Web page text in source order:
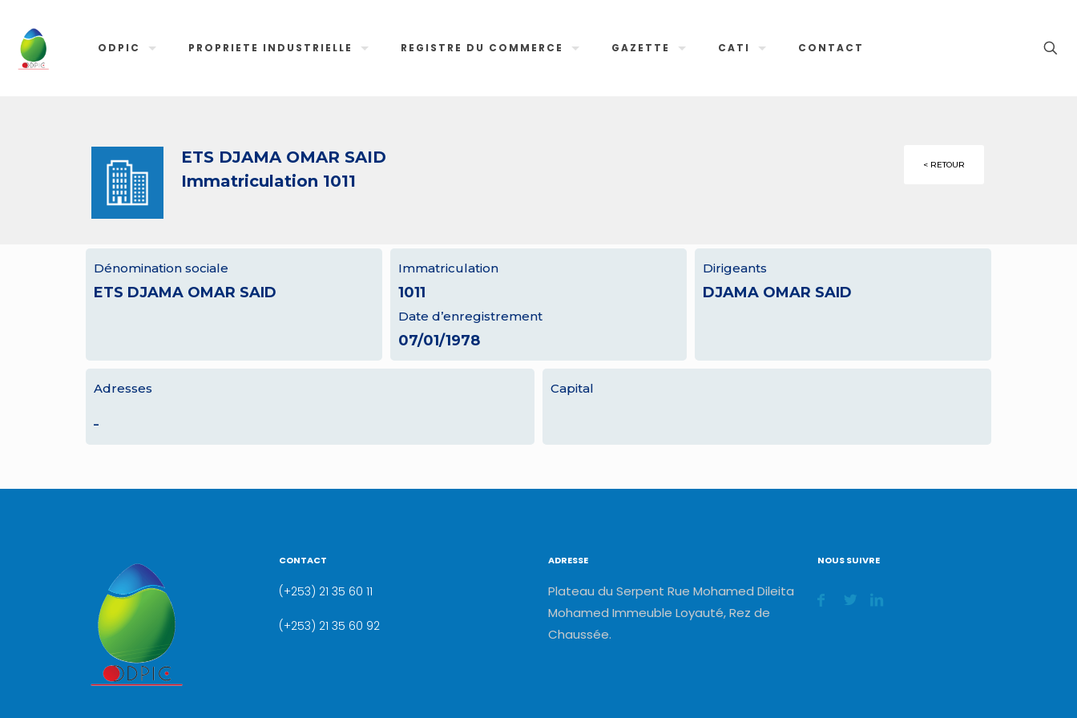
ODPIC PROPRIETE INDUSTRIELLE REGISTRE DU COMMERCE GAZETTE CATI CONTACT
ETS DJAMA OMAR SAID
Immatriculation 1011
< RETOUR
Dénomination sociale
ETS DJAMA OMAR SAID
Immatriculation
1011
Date d’enregistrement
07/01/1978
Dirigeants
DJAMA OMAR SAID
Adresses
–
Capital
CONTACT
(+253) 21 35 60 11
(+253) 21 35 60 92
ADRESSE
Plateau du Serpent Rue Mohamed Dileita
Mohamed Immeuble Loyauté, Rez de
Chaussée.
NOUS SUIVRE